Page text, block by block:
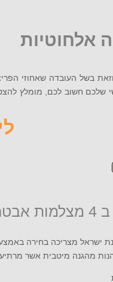
וזאת בשל העובדה שאחוזי
ישראל מצריכה בחירה
מהגנה מיטבית אשר